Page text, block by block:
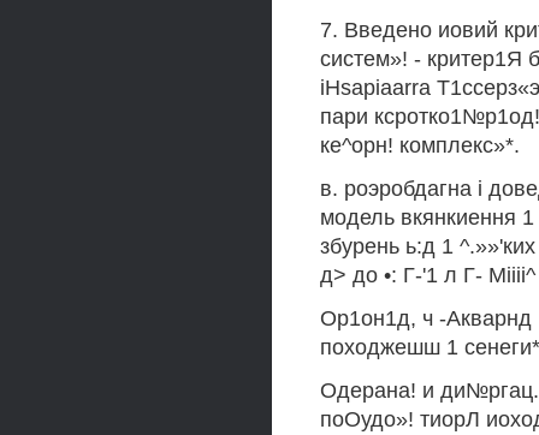
7. Введено иовий
систем»! - критер1Я
iHsapiaarra
пари
ке^орн! комплекс»*.
в. роэробдагна i
модель вкянкиення
збурень ь:д 1
д> до •: Г-'1 л Г- Miiii^
Ор1он1д, ч -Акварнд
походжешш 1
Одерана! и
поОудо»! тиорЛ